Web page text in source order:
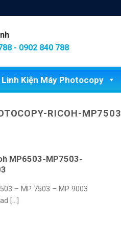
- 0902 840 788
Linh Kiện Máy Photocopy
RICOH-MP7503
MP6503-MP7503-
– MP 7503 – MP 9003
[...]